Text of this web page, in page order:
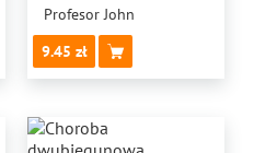
METODY
ZWIĘKSZENIA SIŁY
CIOSU
Profesor John
9.45